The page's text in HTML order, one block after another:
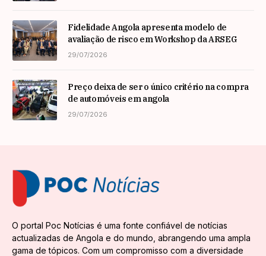
Fidelidade Angola apresenta modelo de
avaliação de risco em Workshop da ARSEG
29/07/2026
Preço deixa de ser o único critério na compra
de automóveis em angola
29/07/2026
O portal Poc Notícias é uma fonte confiável de notícias
actualizadas de Angola e do mundo, abrangendo uma ampla
gama de tópicos. Com um compromisso com a diversidade